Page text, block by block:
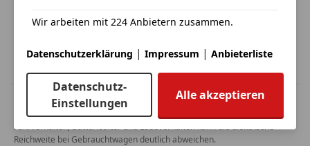
MwSt. ausweisbar
Herstellerangabe für Neufahrzeuge. Je nach Kilometerstand,
Fahrverhalten, Batteriealter und Ladeverhalten kann die elektrische
Reichweite bei Gebrauchtwagen deutlich abweichen.
Wir arbeiten mit 224 Anbietern zusammen.
Datenschutzerklärung | Impressum | Anbieterliste
Datenschutz-
Einstellungen
Alle akzeptieren